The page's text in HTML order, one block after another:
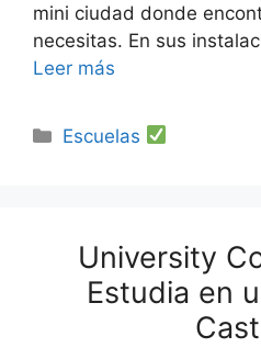
mini ciudad donde
necesitas. En sus
Leer más
Categorías
Escuelas
University
Estudia en